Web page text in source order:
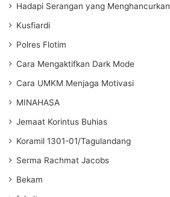
Hadapi Serangan yang Menghancurkan
Kusfiardi
Polres Flotim
Cara Mengaktifkan Dark Mode
Cara UMKM Menjaga Motivasi
MINAHASA
Jemaat Korintus Buhias
Koramil 1301-01/Tagulandang
Serma Rachmat Jacobs
Bekam